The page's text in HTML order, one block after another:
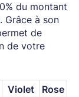
du montant
Grâce à son
de
de votre
Violet
Rose